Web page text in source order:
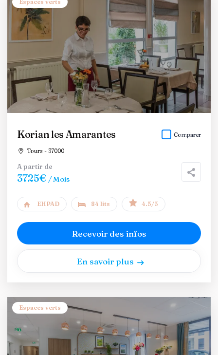
Espaces verts
Korian les Amarantes
Tours - 37000
Comparer
A partir de
3725€ / Mois
EHPAD 84 lits 4.5/5
Recevoir des infos
En savoir plus
Espaces verts